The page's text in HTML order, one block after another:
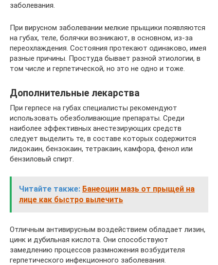
заболевания.
При вирусном заболевании мелкие прыщики появляются
на губах, теле, болячки возникают, в основном, из-за
переохлаждения. Состояния протекают одинаково, имея
разные причины. Простуда бывает разной этиологии, в
том числе и герпетической, но это не одно и тоже.
Дополнительные лекарства
При герпесе на губах специалисты рекомендуют
использовать обезболивающие препараты. Среди
наиболее эффективных анестезирующих средств
следует выделить те, в составе которых содержится
лидокаин, бензокаин, тетракаин, камфора, фенол или
бензиловый спирт.
Читайте также: Банеоцин мазь от прыщей на
лице как быстро вылечить
Отличным антивирусным воздействием обладает лизин,
цинк и дубильная кислота. Они способствуют
замедлению процессов размножения возбудителя
герпетического инфекционного заболевания.